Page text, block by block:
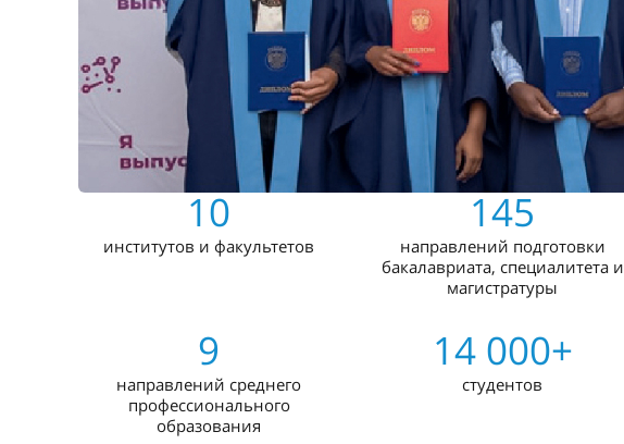
10
институтов и факультетов
145
направлений подготовки
бакалавриата, специалитета и
магистратуры
9
направлений среднего
профессионального
образования
14 000+
студентов